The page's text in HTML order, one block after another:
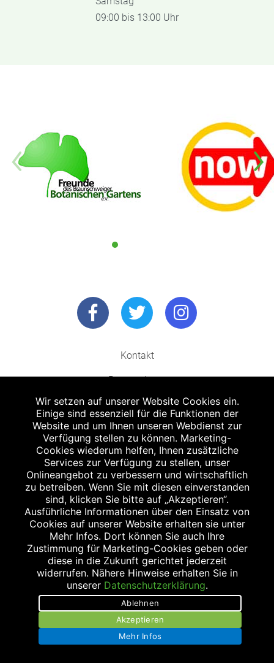
09:00 bis 13:00 Uhr
Kontakt
Routenplaner
Impressum
Datenschutz
Barrierefreiheit
Stellenangebote
Bildnachweis
Suche
Abgabe in haushaltsüblichen Mengen, solange der Vorrat reicht. Für Druck-
und Satzfehler keine Haftung.
Zu Risiken und Nebenwirkungen lesen Sie die Packungsbeilage und fragen
Angabe nach der deutschen Arzneimitteltaxe Apothekenerstattungspreis
Wir setzen auf unserer Website Cookies ein.
Einige sind essenziell für die Funktionen der
Website und um Ihnen unseren Webdienst zur
Verfügung stellen zu können. Marketing-
Cookies wiederum helfen, Ihnen zusätzliche
Services zur Verfügung zu stellen, unser
Onlineangebot zu verbessern und wirtschaftlich
zu betreiben. Wenn Sie mit diesen einverstanden
sind, klicken Sie bitte auf „Akzeptieren“.
Ausführliche Informationen über den Einsatz von
Cookies auf unserer Website erhalten sie unter
Mehr Infos. Dort können Sie auch Ihre
Zustimmung für Marketing-Cookies geben oder
diese in die Zukunft gerichtet jederzeit
widerrufen. Nähere Hinweise erhalten Sie in
unserer Datenschutzerklärung.
Ablehnen
Akzeptieren
Mehr Infos